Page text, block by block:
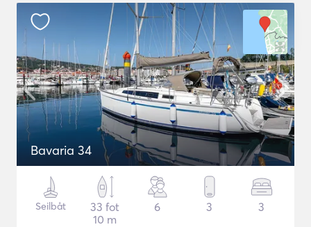
Bavaria 34
Seilbåt
33 fot
10 m
6 3 3